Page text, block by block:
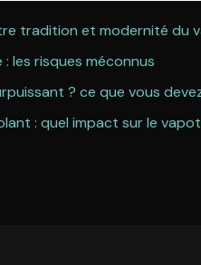
tradition et modernité du
les risques méconnus
? ce que vous
: quel impact sur le